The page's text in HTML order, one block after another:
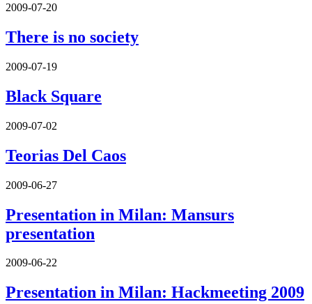
2009-07-20
There is no society
2009-07-19
Black Square
2009-07-02
Teorias Del Caos
2009-06-27
Presentation in Milan: Mansurs
presentation
2009-06-22
Presentation in Milan: Hackmeeting 2009